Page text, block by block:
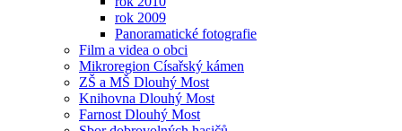
rok 2009
Panoramatické fotografie
Film a videa o obci
Mikroregion Císařský kámen
ZŠ a MŠ Dlouhý Most
Knihovna Dlouhý Most
Farnost Dlouhý Most